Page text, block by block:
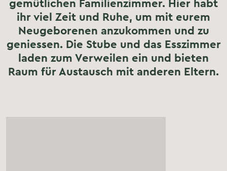
gemütlichen Familienzimmer. Hier habt
ihr viel Zeit und Ruhe, um mit eurem
Neugeborenen anzukommen und zu
geniessen. Die Stube und das Esszimmer
laden zum Verweilen ein und bieten
Raum für Austausch mit anderen Eltern.